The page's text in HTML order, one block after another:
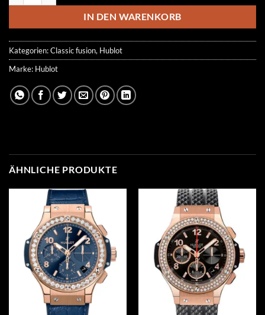
499.00 €269.00 €.
IN DEN WARENKORB
Kategorien:Classic fusion, Hublot
Marke: Hublot
ÄHNLICHE PRODUKTE